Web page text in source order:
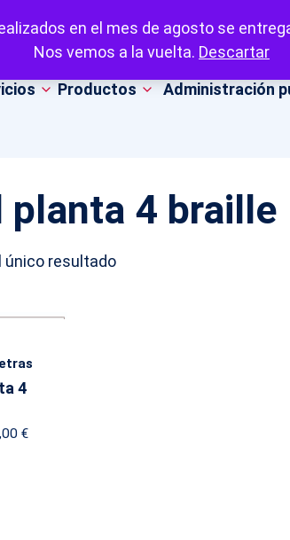
en el mes de agosto se
Nos vemos a la vuelta. Descartar
Productos Administración
planta 4 braille
único resultado
4
€Price